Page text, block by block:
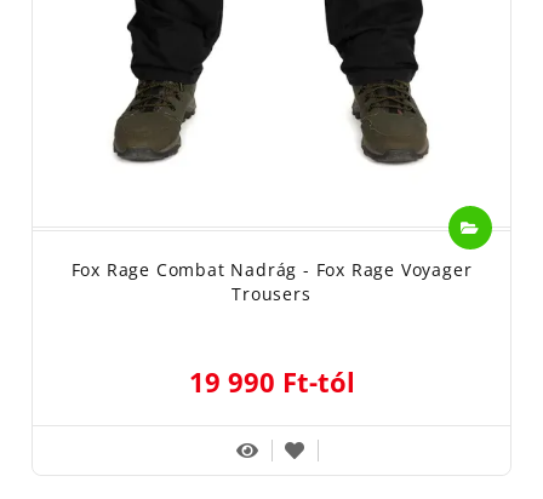
Fox Rage Combat Nadrág - Fox Rage Voyager
Trousers
19 990 Ft-tól